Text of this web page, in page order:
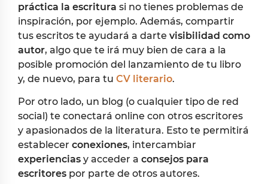
práctica la escritura si no tienes problemas de
inspiración, por ejemplo. Además, compartir
tus escritos te ayudará a darte visibilidad como
autor, algo que te irá muy bien de cara a la
posible promoción del lanzamiento de tu libro
y, de nuevo, para tu CV literario.
Por otro lado, un blog (o cualquier tipo de red
social) te conectará online con otros escritores
y apasionados de la literatura. Esto te permitirá
establecer conexiones, intercambiar
experiencias y acceder a consejos para
escritores por parte de otros autores.